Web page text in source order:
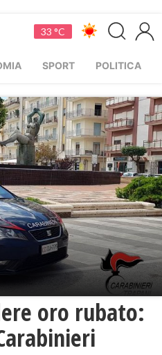
33 °C
SPORT POLITICA
oro rubato: